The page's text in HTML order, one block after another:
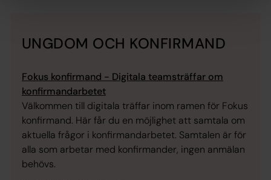
UNGDOM OCH KONFIRMAND
Fokus konfirmand - Digitala teamsträffar om
konfirmandarbetet
Välkommen till digitala träffar inom ramen för Fokus
konfirmand. Här får du en möjlighet att samtala om
aktuella frågor i konfirmandarbetet. Samtalen är för
alla som arbetar med konfirmander, ingen anmälan
behövs.